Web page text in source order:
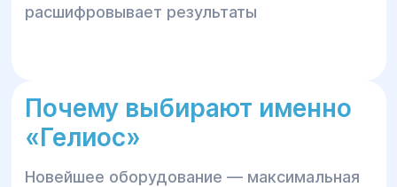
расшифровывает результаты
Почему выбирают именно
«Гелиос»
Новейшее оборудование — максимальная